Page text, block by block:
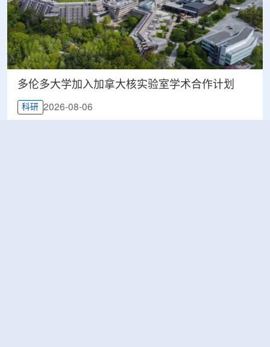
多伦多大学加入加拿大核实验室学术合作计划
科研 2026-08-06